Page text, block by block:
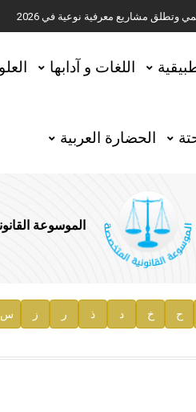
مشاريع معرفية نوعية في 2026
2025
الموسوعة العربية
في سورية
في عام 2026
اللغات و آدابها
الحضارة العربية
الموسوعة
ح خ د ذ ر ز س